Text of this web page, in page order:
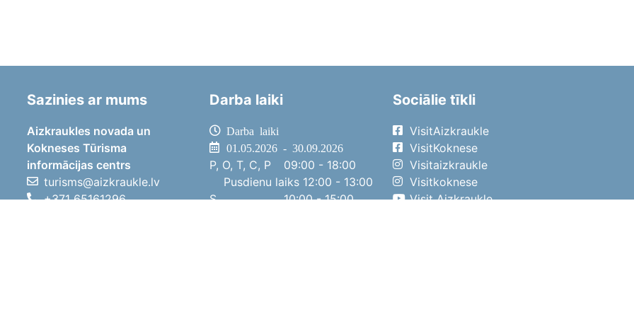
Sazinies ar mums
Aizkraukles novada un
Kokneses Tūrisma
informācijas centrs
turisms@aizkraukle.lv
+371 65161296
Darba laiki
Darba laiki
01.05.2026 - 30.09.2026
P, O, T, C, P
09:00 - 18:00
Pusdienu laiks 12:00 - 13:00
S
10:00 - 15:00
Sociālie tīkli
VisitAizkraukle
VisitKoknese
Visitaizkraukle
Visitkoknese
Visit Aizkraukle